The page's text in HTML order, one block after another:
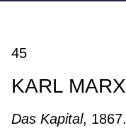
45
KARL MARX
Das Kapital, 1867.